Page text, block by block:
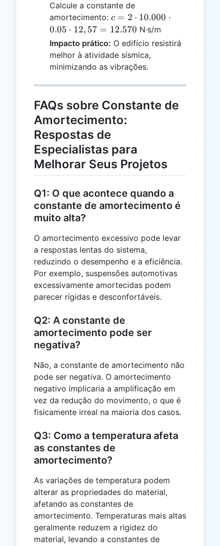
12,57
Calcule a constante de
amortecimento: c = 2
\cdot
10.000
\cdot
0.05
\cdot
12,57
12.570
c = 2 ⋅ 10.000 ⋅
0.05 ⋅ 12, 57 = 12.570 N·s/m
Impacto prático: O edifício resistirá
melhor à atividade sísmica,
minimizando as vibrações.
FAQs sobre Constante de
Amortecimento:
Respostas de
Especialistas para
Melhorar Seus Projetos
Q1: O que acontece quando a
constante de amortecimento é
muito alta?
O amortecimento excessivo pode levar
a respostas lentas do sistema,
reduzindo o desempenho e a eficiência.
Por exemplo, suspensões automotivas
excessivamente amortecidas podem
parecer rígidas e desconfortáveis.
Q2: A constante de
amortecimento pode ser
negativa?
Não, a constante de amortecimento não
pode ser negativa. O amortecimento
negativo implicaria a amplificação em
vez da redução do movimento, o que é
fisicamente irreal na maioria dos casos.
Q3: Como a temperatura afeta
as constantes de
amortecimento?
As variações de temperatura podem
alterar as propriedades do material,
afetando as constantes de
amortecimento. Temperaturas mais altas
geralmente reduzem a rigidez do
material, levando a constantes de